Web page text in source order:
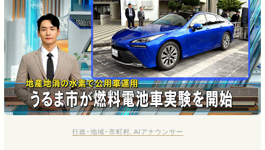
行政･地域･市町村 ,AIアナウンサー